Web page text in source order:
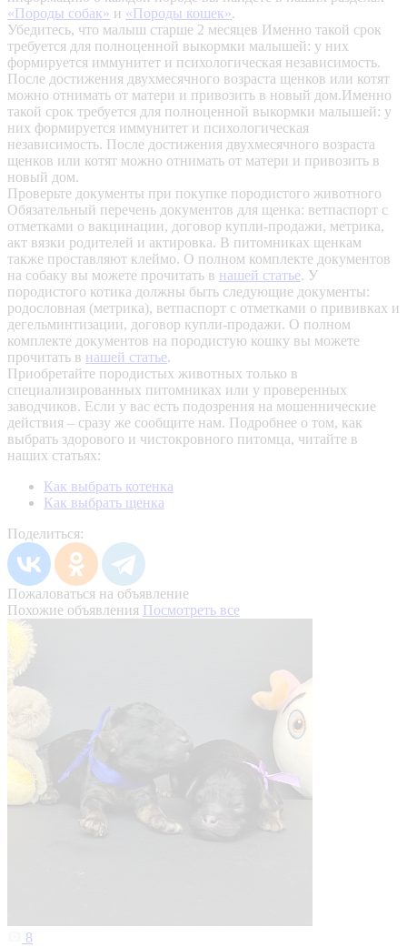
«Породы собак» и «Породы кошек».
Убедитесь, что малыш старше 2 месяцев Именно такой срок
требуется для полноценной выкормки малышей: у них
формируется иммунитет и психологическая независимость.
После достижения двухмесячного возраста щенков или котят
можно отнимать от матери и привозить в новый дом.Именно
такой срок требуется для полноценной выкормки малышей: у
них формируется иммунитет и психологическая
независимость. После достижения двухмесячного возраста
щенков или котят можно отнимать от матери и привозить в
новый дом.
Проверьте документы при покупке породистого животного
Обязательный перечень документов для щенка: ветпаспорт с
отметками о вакцинации, договор купли-продажи, метрика,
акт вязки родителей и актировка. В питомниках щенкам
также проставляют клеймо. О полном комплекте документов
на собаку вы можете прочитать в нашей статье. У
породистого котика должны быть следующие документы:
родословная (метрика), ветпаспорт с отметками о прививках и
дегельминтизации, договор купли-продажи. О полном
комплекте документов на породистую кошку вы можете
прочитать в нашей статье.
Приобретайте породистых животных только в
специализированных питомниках или у проверенных
заводчиков. Если у вас есть подозрения на мошеннические
действия – сразу же сообщите нам. Подробнее о том, как
выбрать здорового и чистокровного питомца, читайте в
наших статьях:
Как выбрать котенка
Как выбрать щенка
Поделиться:
Пожаловаться на объявление
Похожие объявления Посмотреть все
8